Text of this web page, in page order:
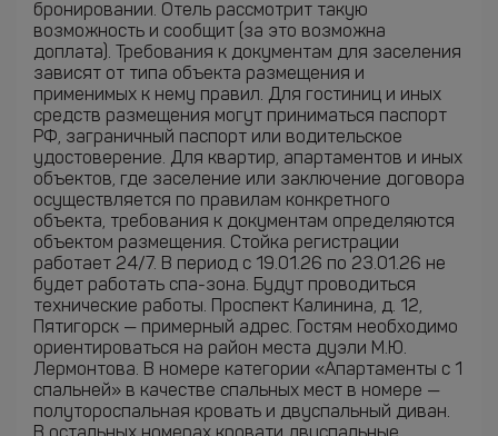
бронировании. Отель рассмотрит такую
возможность и сообщит (за это возможна
доплата). Требования к документам для заселения
зависят от типа объекта размещения и
применимых к нему правил. Для гостиниц и иных
средств размещения могут приниматься паспорт
РФ, заграничный паспорт или водительское
удостоверение. Для квартир, апартаментов и иных
объектов, где заселение или заключение договора
осуществляется по правилам конкретного
объекта, требования к документам определяются
объектом размещения. Стойка регистрации
работает 24/7. В период с 19.01.26 по 23.01.26 не
будет работать cпа-зона. Будут проводиться
технические работы. Проспект Калинина, д. 12,
Пятигорск — примерный адрес. Гостям необходимо
ориентироваться на район места дуэли М.Ю.
Лермонтова. В номере категории «Апартаменты с 1
спальней» в качестве спальных мест в номере —
полутороспальная кровать и двуспальный диван.